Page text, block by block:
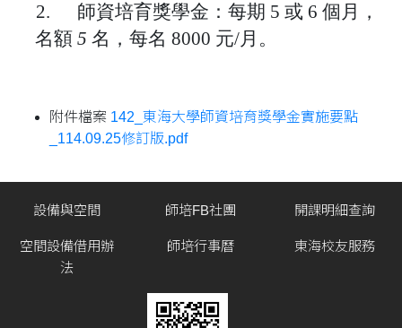
2.
師資培育獎學金：每期 5 或 6 個月，
名額 5 名，每名 8000 元/月。
附件檔案 142_東海大學師資培育獎學金實施要點
_114.09.25修訂版.pdf
設備與空間
空間設備借用辦
法
師培FB社團
師培行事曆
開課明細查詢
東海校友服務